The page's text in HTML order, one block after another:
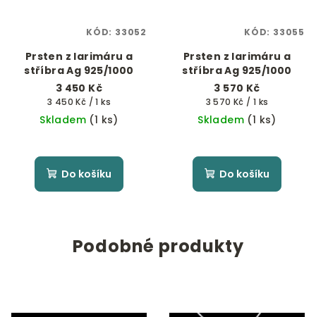
Prsten z larimáru a
stříbra Ag 925/1000
3 450 Kč
Měrná
cena:
3 450 Kč / 1 ks
Skladem (1 ks)
Do košíku
KÓD: 33052
Prsten z larimáru a
stříbra Ag 925/1000
3 570 Kč
Měrná
cena:
3 570 Kč / 1 ks
Skladem (1 ks)
Do košíku
KÓD: 33055
Podobné produkty